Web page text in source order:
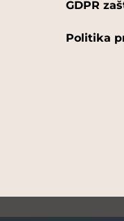
GDPR
Politika